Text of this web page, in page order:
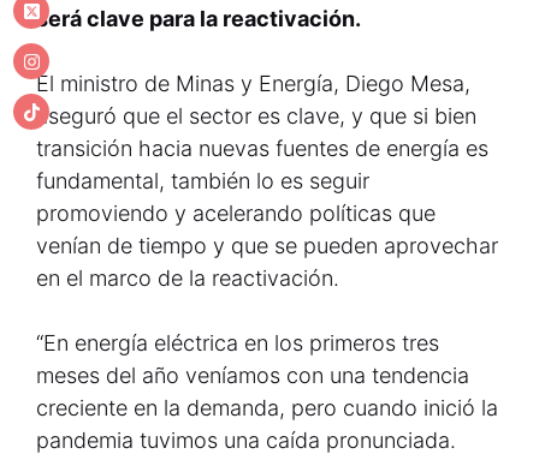
será clave para la reactivación.
El ministro de Minas y Energía, Diego Mesa,
aseguró que el sector es clave, y que si bien
transición hacia nuevas fuentes de energía es
fundamental, también lo es seguir
promoviendo y acelerando políticas que
venían de tiempo y que se pueden aprovechar
en el marco de la reactivación.
“En energía eléctrica en los primeros tres
meses del año veníamos con una tendencia
creciente en la demanda, pero cuando inició la
pandemia tuvimos una caída pronunciada.